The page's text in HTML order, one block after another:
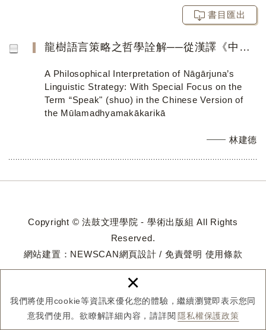
我們將使用cookie等資訊來優化您的體驗，繼續瀏覽即表示您同
意我們使用。欲瞭解詳細內容，請詳閱 隱私權保護政策
×
書目匯出
龍樹語言策略之哲學詮解──從漢譯《中論》之「說」字作線索
A Philosophical Interpretation of Nāgārjuna’s
Linguistic Strategy: With Special Focus on the
Term “Speak" (shuo) in the Chinese Version of
the Mūlamadhyamakākarikā
林建德
Copyright © 法鼓文理學院 - 學術出版組 All Rights
Reserved.
網站建置： NEWSCAN網頁設計 / 免責聲明 使用條款